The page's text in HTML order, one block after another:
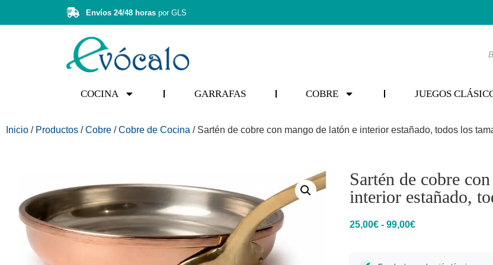
Envíos 24/48 horaspor GLS
COCINA GARRAFAS COBRE JUEGOS
Inicio / Productos /Cobre /Cobre de Cocina / Sartén de cobre con mango de latón e interior estañado, todos los
Sartén de cobre
interior estañado,
25,00€ - 99,00€